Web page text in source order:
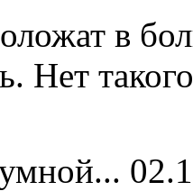
в
Нет